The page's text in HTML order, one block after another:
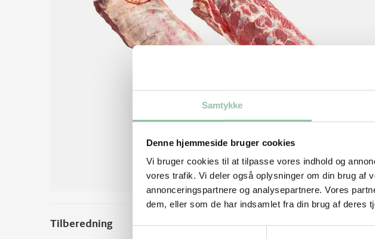
Samtykke
Denne hjemmeside bruger cookies
Vi bruger cookies til at tilpasse vores indhold og
vores trafik. Vi deler også oplysninger om din brug af
annonceringspartnere og analysepartnere. Vores
dem, eller som de har indsamlet fra din brug af deres
Tilberedning